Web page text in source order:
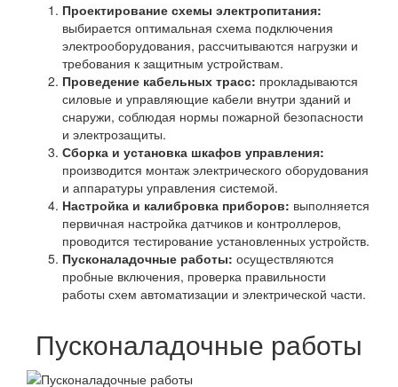
Проектирование схемы электропитания:
выбирается оптимальная схема подключения
электрооборудования, рассчитываются нагрузки и
требования к защитным устройствам.
Проведение кабельных трасс: прокладываются
силовые и управляющие кабели внутри зданий и
снаружи, соблюдая нормы пожарной безопасности
и электрозащиты.
Сборка и установка шкафов управления:
производится монтаж электрического оборудования
и аппаратуры управления системой.
Настройка и калибровка приборов: выполняется
первичная настройка датчиков и контроллеров,
проводится тестирование установленных устройств.
Пусконаладочные работы: осуществляются
пробные включения, проверка правильности
работы схем автоматизации и электрической части.
Пусконаладочные работы